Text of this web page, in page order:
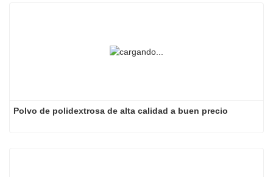
Polvo de polidextrosa de alta calidad a buen precio